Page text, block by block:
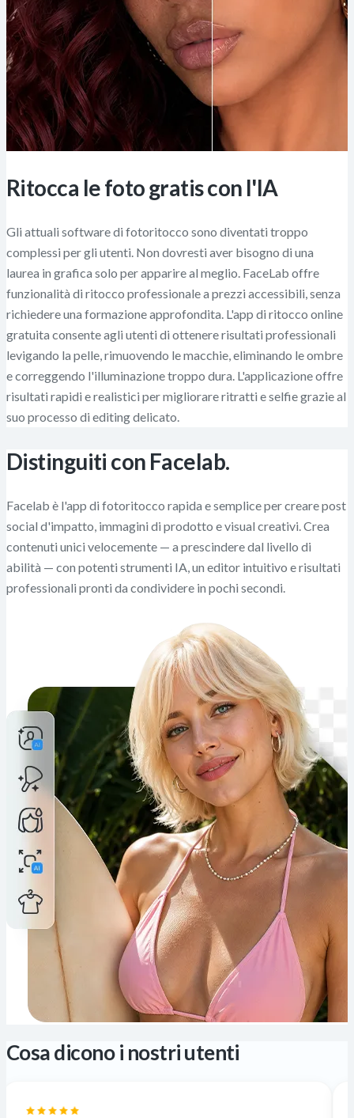
Ritocca le foto gratis con l'IA
Gli attuali software di fotoritocco sono diventati troppo
complessi per gli utenti. Non dovresti aver bisogno di una
laurea in grafica solo per apparire al meglio. FaceLab offre
funzionalità di ritocco professionale a prezzi accessibili, senza
richiedere una formazione approfondita. L'app di ritocco online
gratuita consente agli utenti di ottenere risultati professionali
levigando la pelle, rimuovendo le macchie, eliminando le ombre
e correggendo l'illuminazione troppo dura. L'applicazione offre
risultati rapidi e realistici per migliorare ritratti e selfie grazie al
suo processo di editing delicato.
Distinguiti con Facelab.
Facelab è l'app di fotoritocco rapida e semplice per creare post
social d'impatto, immagini di prodotto e visual creativi. Crea
contenuti unici velocemente — a prescindere dal livello di
abilità — con potenti strumenti IA, un editor intuitivo e risultati
professionali pronti da condividere in pochi secondi.
Cosa dicono i nostri utenti